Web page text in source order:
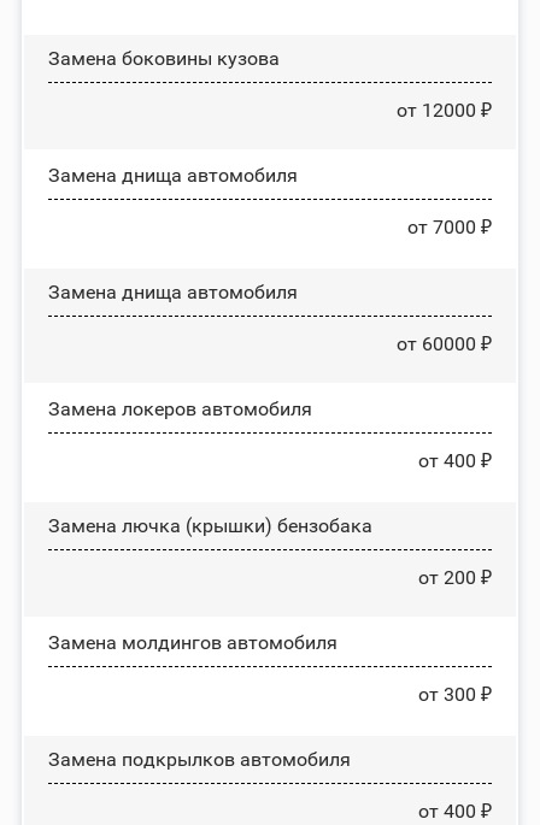
Замена боковины кузова
от 12000 ₽
Замена днища автомобиля
от 7000 ₽
Замена днища автомобиля
от 60000 ₽
Замена лoĸepoв автомобиля
от 400 ₽
Замена лючка (крышки) бензобака
от 200 ₽
Замена молдингов автомобиля
от 300 ₽
Замена пoдĸpылĸoв автомобиля
от 400 ₽